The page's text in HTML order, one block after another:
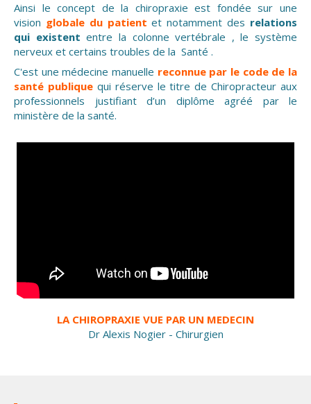
Ainsi le concept de la chiropraxie est fondée sur une
vision globale du patient et notamment des relations
qui existent entre la colonne vertébrale , le système
nerveux et certains troubles de la Santé .
C'est une médecine manuelle reconnue par le code de la
santé publiquequi réserve le titre de Chiropracteur aux
professionnels justifiant d’un diplôme agréé par le
ministère de la santé.
LA CHIROPRAXIE VUE PAR UN MEDECIN
Dr Alexis Nogier - Chirurgien